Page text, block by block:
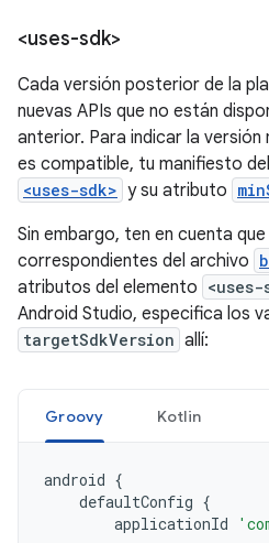
<uses-sdk>
Cada versión posterior de la
nuevas APIs que no están
anterior. Para indicar la versión
es compatible, tu manifiesto
<uses-sdk> y su atributo
Sin embargo, ten en cuenta
correspondientes del archivo
atributos del elemento <uses-
Android Studio, especifica los
targetSdkVersion allí:
Groovy Kotlin
android {
defaultConfig {
applicationId